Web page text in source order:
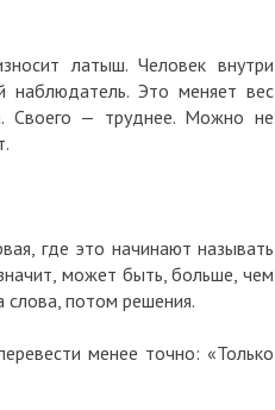
латыш. Человек внутри
наблюдатель. Это меняет вес
Своего — труднее. Можно не
где это начинают называть
может быть, больше, чем
слова, потом решения.
менее точно: «Только